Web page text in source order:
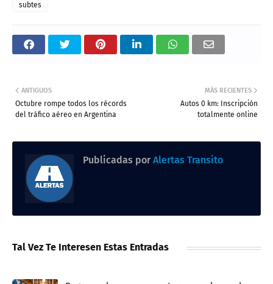
subtes
MÁS RECIENTES
Autos 0 km: Inscripción
totalmente online
ANTIGUOS
Octubre rompe todos los récords
del tráfico aéreo en Argentina
Publicadas por Alertas Transito
Tal Vez Te Interesen Estas Entradas